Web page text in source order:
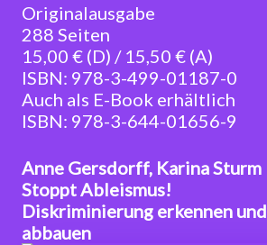
Anne Gersdorff, Karina Sturm
Stoppt Ableismus!
Diskriminierung erkennen und
abbauen
Originalausgabe
288 Seiten
15,00 € (D) / 15,50 € (A)
ISBN: 978-3-499-01187-0
Auch als E-Book erhältlich
ISBN: 978-3-644-01656-9